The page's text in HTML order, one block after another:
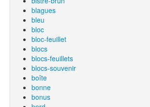
blagues
bleu
bloc
bloc-feuillet
blocs
blocs-feuillets
blocs-souvenir
boîte
bonne
bonus